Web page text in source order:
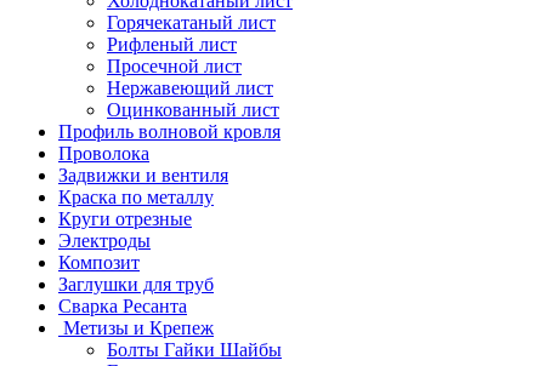
Горячекатаный лист
Рифленый лист
Просечной лист
Нержавеющий лист
Оцинкованный лист
Профиль волновой кровля
Проволока
Задвижки и вентиля
Краска по металлу
Круги отрезные
Электроды
Композит
Заглушки для труб
Сварка Ресанта
Метизы и Крепеж
Болты Гайки Шайбы